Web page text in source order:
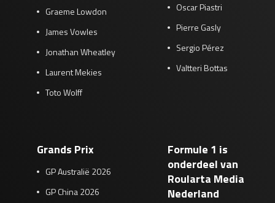
Graeme Lowdon
James Vowles
Jonathan Wheatley
Laurent Mekies
Toto Wolff
Oscar Piastri
Pierre Gasly
Sergio Pérez
Valtteri Bottas
Grands Prix
GP Australië 2026
GP China 2026
Formule 1 is
onderdeel van
Roularta Media
Nederland